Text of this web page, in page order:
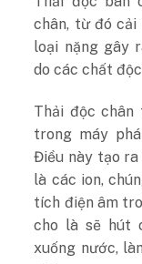
chân, từ đó cải
loại nặng gây
do các chất
Thải độc chân
trong máy
Điều này tạo
là các ion,
tích điện âm
cho là sẽ hút
xuống nước,